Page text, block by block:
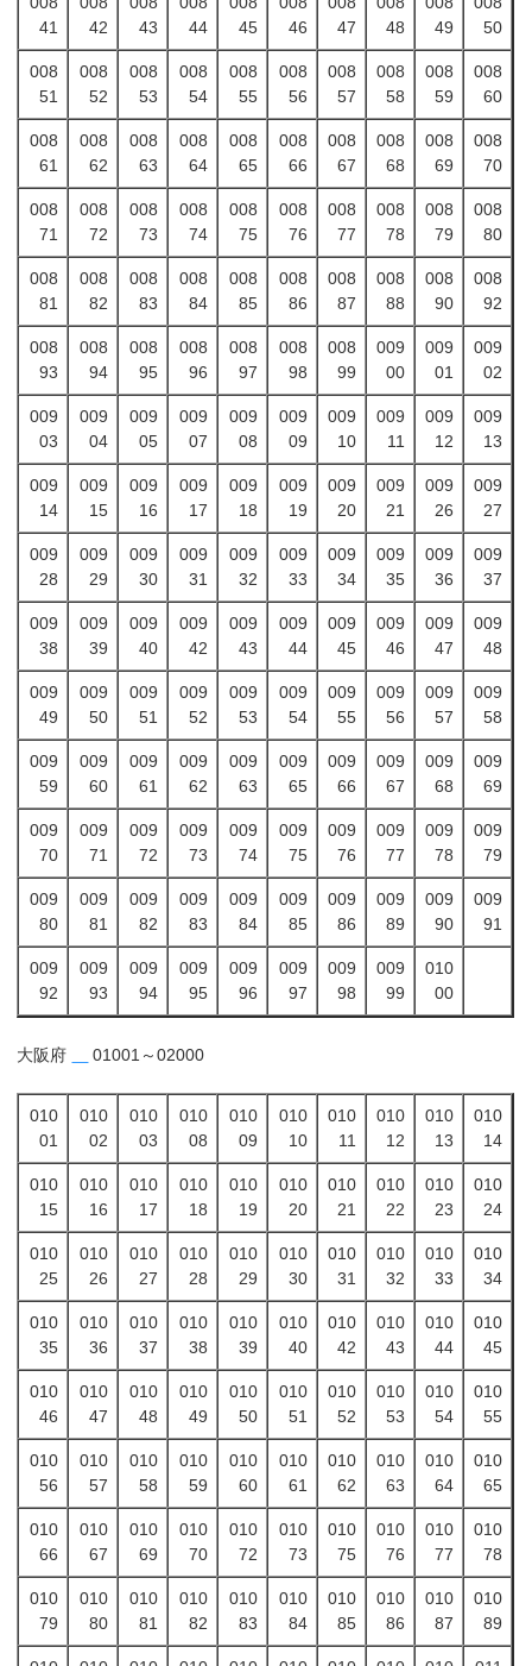
41
42
43
44
45
46
47
48
49
50
008
51
008
52
008
53
008
54
008
55
008
56
008
57
008
58
008
59
008
60
008
61
008
62
008
63
008
64
008
65
008
66
008
67
008
68
008
69
008
70
008
71
008
72
008
73
008
74
008
75
008
76
008
77
008
78
008
79
008
80
008
81
008
82
008
83
008
84
008
85
008
86
008
87
008
88
008
90
008
92
008
93
008
94
008
95
008
96
008
97
008
98
008
99
009
00
009
01
009
02
009
03
009
04
009
05
009
07
009
08
009
09
009
10
009
11
009
12
009
13
009
14
009
15
009
16
009
17
009
18
009
19
009
20
009
21
009
26
009
27
009
28
009
29
009
30
009
31
009
32
009
33
009
34
009
35
009
36
009
37
009
38
009
39
009
40
009
42
009
43
009
44
009
45
009
46
009
47
009
48
009
49
009
50
009
51
009
52
009
53
009
54
009
55
009
56
009
57
009
58
009
59
009
60
009
61
009
62
009
63
009
65
009
66
009
67
009
68
009
69
009
70
009
71
009
72
009
73
009
74
009
75
009
76
009
77
009
78
009
79
009
80
009
81
009
82
009
83
009
84
009
85
009
86
009
89
009
90
009
91
009
92
009
93
009
94
009
95
009
96
009
97
009
98
009
99
010
00
大阪府 01001～02000
010
01
010
02
010
03
010
08
010
09
010
10
010
11
010
12
010
13
010
14
010
15
010
16
010
17
010
18
010
19
010
20
010
21
010
22
010
23
010
24
010
25
010
26
010
27
010
28
010
29
010
30
010
31
010
32
010
33
010
34
010
35
010
36
010
37
010
38
010
39
010
40
010
42
010
43
010
44
010
45
010
46
010
47
010
48
010
49
010
50
010
51
010
52
010
53
010
54
010
55
010
56
010
57
010
58
010
59
010
60
010
61
010
62
010
63
010
64
010
65
010
66
010
67
010
69
010
70
010
72
010
73
010
75
010
76
010
77
010
78
010
79
010
80
010
81
010
82
010
83
010
84
010
85
010
86
010
87
010
89